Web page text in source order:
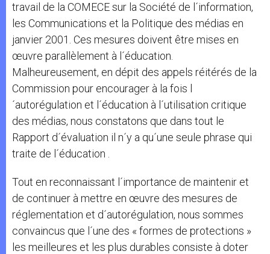
travail de la COMECE sur la Société de l´information,
les Communications et la Politique des médias en
janvier 2001. Ces mesures doivent être mises en
œuvre parallèlement à l´éducation.
Malheureusement, en dépit des appels réitérés de la
Commission pour encourager à la fois l
´autorégulation et l´éducation à l´utilisation critique
des médias, nous constatons que dans tout le
Rapport d´évaluation il n´y a qu´une seule phrase qui
traite de l´éducation .
Tout en reconnaissant l´importance de maintenir et
de continuer à mettre en œuvre des mesures de
réglementation et d´autorégulation, nous sommes
convaincus que l´une des « formes de protections »
les meilleures et les plus durables consiste à doter